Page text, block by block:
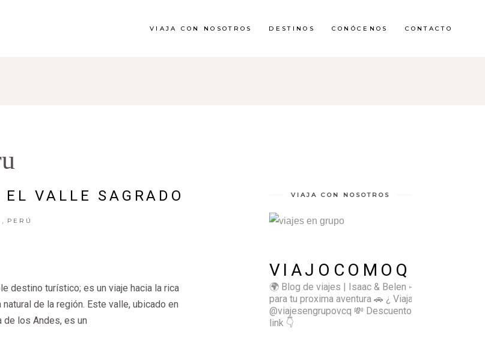
VIAJA CON NOSOTROS DESTINOS CONÓCENOS CONTACTO
VALLE SAGRADO
PERÚ
destino turístico; es un viaje hacia la rica
de la región. Este valle, ubicado en
de los Andes, es un
VIAJA CON NOSOTROS
VIAJOCOMOQUIERO
🌍 Blog de viajes | Isaac & Belen ✈️ Inspírate
para tu proxima aventura 🚗 ¿ Viajas sol@? 👉🏻
@viajesengrupovcq 💸 Descuentos y tips en el
link 👇